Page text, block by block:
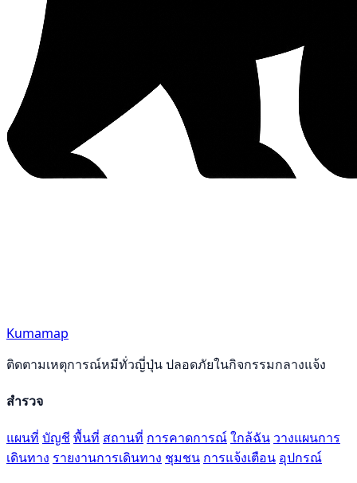
Kumamap
ติดตามเหตุการณ์หมีทั่วญี่ปุ่น ปลอดภัยในกิจกรรมกลางแจ้ง
สำรวจ
แผนที่ บัญชี พื้นที่ สถานที่ การคาดการณ์ใกล้ฉัน วางแผนการ
เดินทาง รายงานการเดินทาง ชุมชน การแจ้งเตือน อุปกรณ์